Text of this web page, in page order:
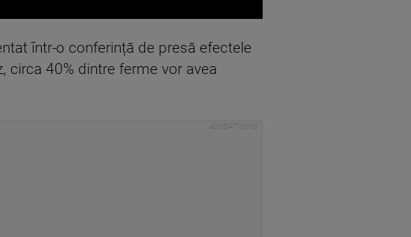
într-o conferință de presă efectele
circa 40% dintre ferme vor avea